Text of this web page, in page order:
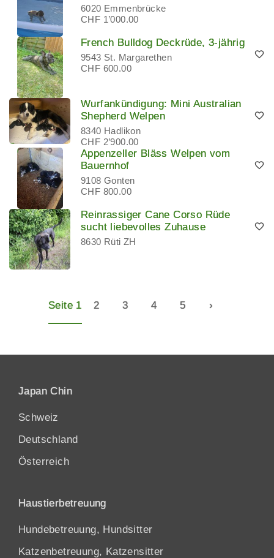
6020 Emmenbrücke
CHF 1’000.00
French Bulldog Deckrüde, 3-jährig
9543 St. Margarethen
CHF 600.00
Wurfankündigung: Mini Australian
Shepherd Welpen
8340 Hadlikon
CHF 2’900.00
Appenzeller Bläss Welpen vom
Bauernhof
9108 Gonten
CHF 800.00
Reinrassiger Cane Corso Rüde
sucht liebevolles Zuhause
8630 Rüti ZH
Seite 1 2 3 4 5 ›
Japan Chin
Schweiz
Deutschland
Österreich
Haustierbetreuung
Hundebetreuung, Hundsitter
Katzenbetreuung, Katzensitter